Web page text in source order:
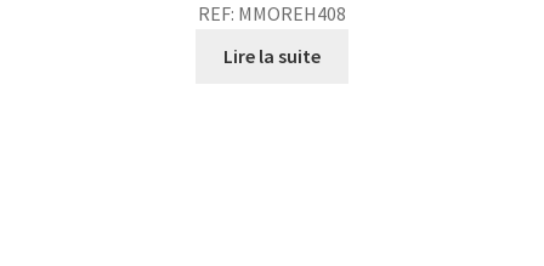
REF: MMOREH408
Lire la suite